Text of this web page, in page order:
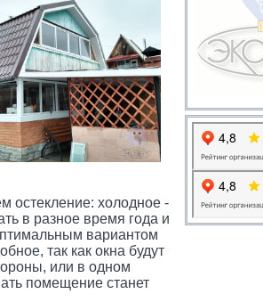
остекление: холодное -
в разное время года и
вариантом
так как окна будут
или в одном
помещение станет